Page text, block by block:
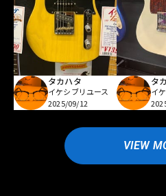
タカハタ
イケシブリユース
2025/09/12
タ
イ
VIEW